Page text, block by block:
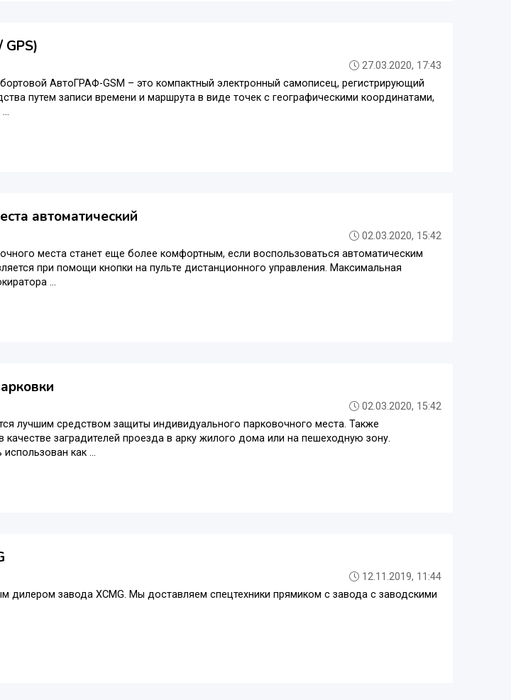
27.03.2020, 17:43
АвтоГРАФ-GSM – это компактный электронный самописец, регистрирующий
путем записи времени и маршрута в виде точек с географическими координатами,
автоматический
02.03.2020, 15:42
места станет еще более комфортным, если воспользоваться автоматическим
при помощи кнопки на пульте дистанционного управления. Максимальная
...
02.03.2020, 15:42
лучшим средством защиты индивидуального парковочного места. Также
заградителей проезда в арку жилого дома или на пешеходную зону.
как ...
12.11.2019, 11:44
дилером завода XCMG. Мы доставляем спецтехники прямиком с завода с заводскими